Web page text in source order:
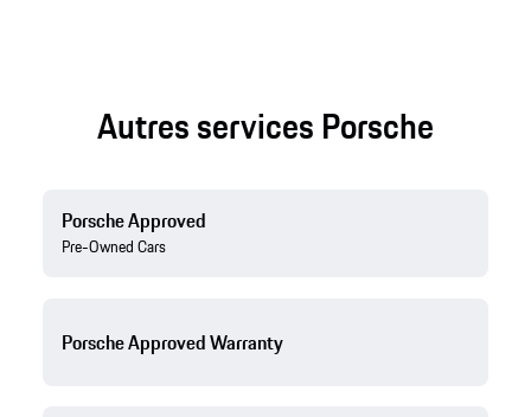
Autres services Porsche
Porsche Approved
Pre-Owned Cars
Porsche Approved Warranty